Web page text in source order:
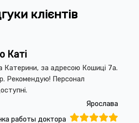
клієнтів
Каті
Катерини, за адресою Кошиці 7а.
Рекомендую! Персонал
Ярослава
работы доктора